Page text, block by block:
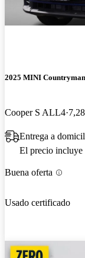
2025 MINI Countryman
Cooper S ALL4
Entrega a
El precio incluye
Buena oferta
Usado certificado